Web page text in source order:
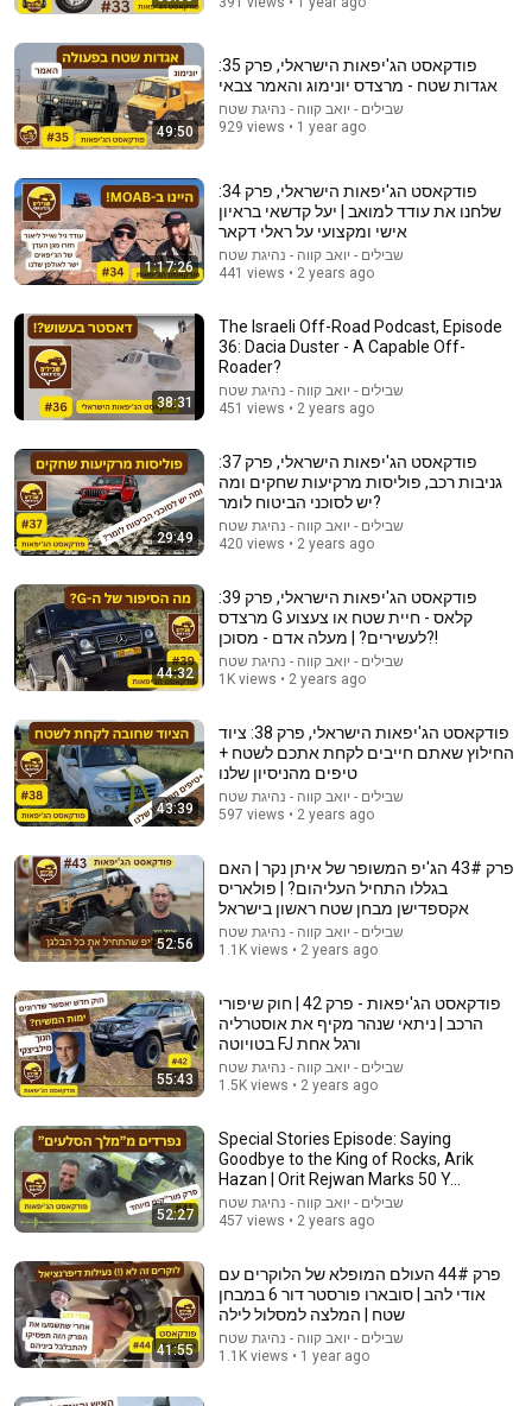
נחשף לראשונה (עם כתוביות): מרן הרב זילברשטיין בבית
גדולי הדור – ערוץ תנועת דגל התורה | Gedolei Hador
הפודקאסט הישראלי לג'יפאות | פרק 22 | כיצד לרחף מעל
הגרגירים?
שבילים - יואב קווה - נהיגת שטח • 1.1K views
🚨 If Cops Say "I Smell Alcohol" — Say THIS
Immediately (It's a Trap)
James Whitmore • 1.2M views
יוצאים לשטח פרק 3 נהיגת דיונות
49:50
פודקאסט הג'יפאות הישראלי, פרק 35:
אגדות שטח - מרצדס יונימוג והאמר צבאי
שבילים - יואב קווה - נהיגת שטח
929 views • 1 year ago
1:17:26
פודקאסט הג'יפאות הישראלי, פרק 34:
שלחנו את עודד למואב | יעל קדשאי בראיון
אישי ומקצועי על ראלי דקאר
שבילים - יואב קווה - נהיגת שטח
441 views • 2 years ago
38:31
The Israeli Off-Road Podcast, Episode
36: Dacia Duster - A Capable Off-
Roader?
שבילים - יואב קווה - נהיגת שטח
451 views • 2 years ago
29:49
פודקאסט הג'יפאות הישראלי, פרק 37:
גניבות רכב, פוליסות מרקיעות שחקים ומה
יש לסוכני הביטוח לומר?
שבילים - יואב קווה - נהיגת שטח
420 views • 2 years ago
44:32
פודקאסט הג'יפאות הישראלי, פרק 39:
מרצדס G קלאס - חיית שטח או צעצוע
לעשירים? | מעלה אדם - מסוכן?!
שבילים - יואב קווה - נהיגת שטח
1K views • 2 years ago
43:39
פודקאסט הג'יפאות הישראלי, פרק 38: ציוד
החילוץ שאתם חייבים לקחת אתכם לשטח +
טיפים מהניסיון שלנו
שבילים - יואב קווה - נהיגת שטח
597 views • 2 years ago
52:56
פרק 43# הג'יפ המשופר של איתן נקר | האם
בגללו התחיל העליהום? | פולאריס
אקספדישן מבחן שטח ראשון בישראל
שבילים - יואב קווה - נהיגת שטח
1.1K views • 2 years ago
55:43
פודקאסט הג'יפאות - פרק 42 | חוק שיפורי
הרכב | ניתאי שנהר מקיף את אוסטרליה
בטויוטה FJ ורגל אחת
שבילים - יואב קווה - נהיגת שטח
1.5K views • 2 years ago
52:27
Special Stories Episode: Saying
Goodbye to the King of Rocks, Arik
Hazan | Orit Rejwan Marks 50 Y...
שבילים - יואב קווה - נהיגת שטח
457 views • 2 years ago
41:55
פרק 44# העולם המופלא של הלוקרים עם
אודי להב | סובארו פורסטר דור 6 במבחן
שטח | המלצה למסלול לילה
שבילים - יואב קווה - נהיגת שטח
1.1K views • 1 year ago